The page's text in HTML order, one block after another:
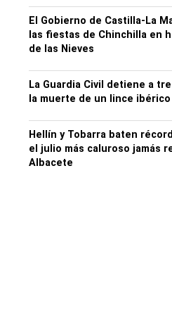
El Gobierno de Castilla-La
las fiestas de Chinchilla en
de las Nieves
La Guardia Civil detiene a
la muerte de un lince ibérico
Hellín y Tobarra baten
el julio más caluroso jamás
Albacete